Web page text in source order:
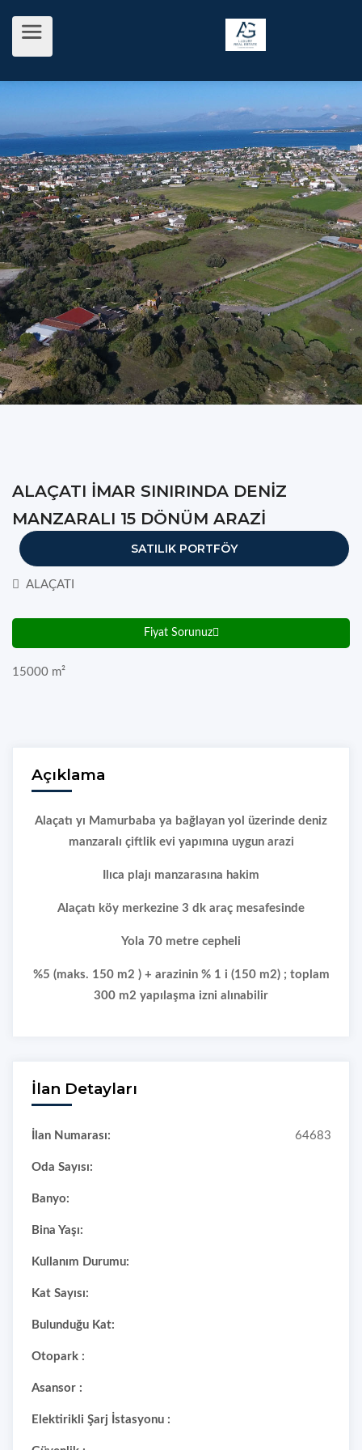
ALAÇATI İMAR SINIRINDA DENİZ
MANZARALI 15 DÖNÜM ARAZİ
SATILIK PORTFÖY
ALAÇATI
Fiyat Sorunuz
15000 m²
Açıklama
Alaçatı yı Mamurbaba ya bağlayan yol üzerinde deniz
manzaralı çiftlik evi yapımına uygun arazi
Ilıca plajı manzarasına hakim
Alaçatı köy merkezine 3 dk araç mesafesinde
Yola 70 metre cepheli
%5 (maks. 150 m2 ) + arazinin % 1 i (150 m2) ; toplam
300 m2 yapılaşma izni alınabilir
İlan Detayları
İlan Numarası: 64683
Oda Sayısı:
Banyo:
Bina Yaşı:
Kullanım Durumu:
Kat Sayısı:
Bulunduğu Kat:
Otopark :
Asansor :
Elektirikli Şarj İstasyonu :